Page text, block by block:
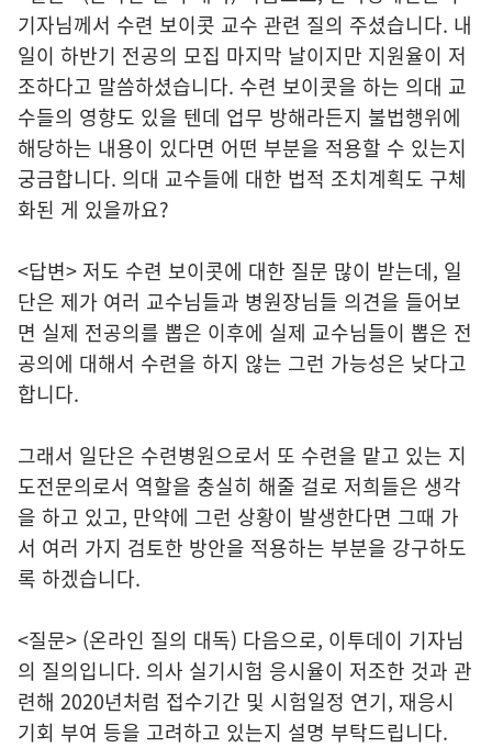
기자님께서 수련 보이콧 교수 관련 질의 주셨습니다. 내
일이 하반기 전공의 모집 마지막 날이지만 지원율이 저
조하다고 말씀하셨습니다. 수련 보이콧을 하는 의대 교
수들의 영향도 있을 텐데 업무 방해라든지 불법행위에
해당하는 내용이 있다면 어떤 부분을 적용할 수 있는지
궁금합니다. 의대 교수들에 대한 법적 조치계획도 구체
화된 게 있을까요?
<답변> 저도 수련 보이콧에 대한 질문 많이 받는데, 일
단은 제가 여러 교수님들과 병원장님들 의견을 들어보
면 실제 전공의를 뽑은 이후에 실제 교수님들이 뽑은 전
공의에 대해서 수련을 하지 않는 그런 가능성은 낮다고
합니다.
그래서 일단은 수련병원으로서 또 수련을 맡고 있는 지
도전문의로서 역할을 충실히 해줄 걸로 저희들은 생각
을 하고 있고, 만약에 그런 상황이 발생한다면 그때 가
서 여러 가지 검토한 방안을 적용하는 부분을 강구하도
록 하겠습니다.
<질문> (온라인 질의 대독) 다음으로, 이투데이 기자님
의 질의입니다. 의사 실기시험 응시율이 저조한 것과 관
련해 2020년처럼 접수기간 및 시험일정 연기, 재응시
기회 부여 등을 고려하고 있는지 설명 부탁드립니다.